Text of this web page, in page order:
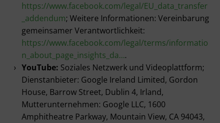
https://www.facebook.com/legal/EU_data_transfer
_addendum; Weitere Informationen: Vereinbarung
gemeinsamer Verantwortlichkeit:
https://www.facebook.com/legal/terms/informatio
n_about_page_insights_da….
YouTube: Soziales Netzwerk und Videoplattform;
Dienstanbieter: Google Ireland Limited, Gordon
House, Barrow Street, Dublin 4, Irland,
Mutterunternehmen: Google LLC, 1600
Amphitheatre Parkway, Mountain View, CA 94043,